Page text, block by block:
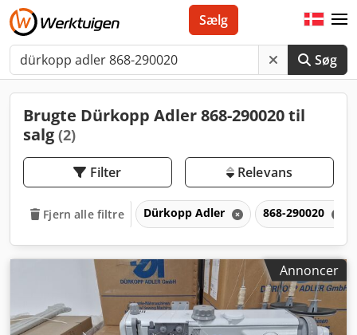
Søg
Sælg
Brugte Dürkopp Adler 868-290020 til
salg (2)
Filter Relevans
Fjern alle filtre Dürkopp Adler 868-290020
Annoncer